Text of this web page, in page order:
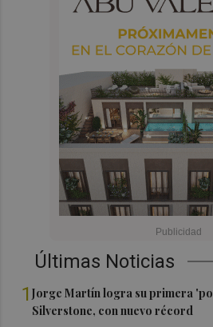
Últimas Noticias
1Jorge Martín logra su primera
Silverstone, con nuevo récord